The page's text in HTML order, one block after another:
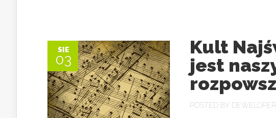
SIE
03
Kult
jest
POSTED BY